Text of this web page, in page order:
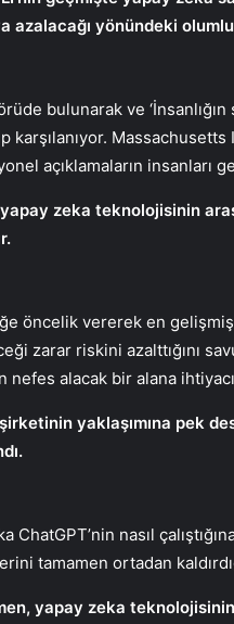
azalacağı yönündeki
bulunarak ve
karşılanıyor.
açıklamaların insanları
zeka teknolojisinin
öncelik vererek en gelişmiş
zarar riskini azalttığını
alacak bir alana
yaklaşımına pek
ChatGPT’nin nasıl
tamamen ortadan
yapay zeka